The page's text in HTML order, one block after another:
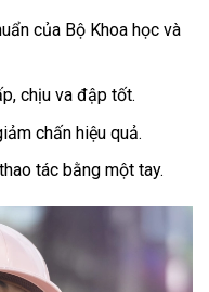
của Bộ Khoa học và
chịu va đập tốt.
chấn hiệu quả.
tác bằng một tay.